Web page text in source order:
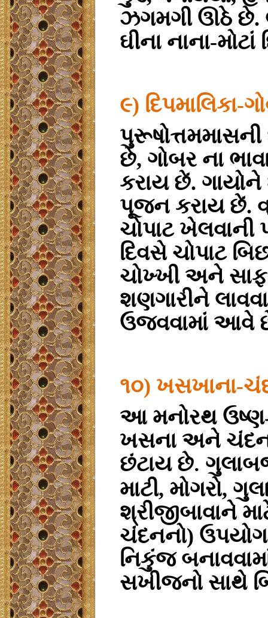
ઝગમગી ઊઠે છે.
ઘીના નાના-
૯) દિપમાલિકા-
છે, ગોબર ના
કરાય છેં. ગાયોને
પૂજન કરાય છેં.
ચોપાટ
દિવસે ચોપાટ
ચોખ્ખી અને
શણગારીને
ઉજવવામાં આવે
૧૦) ખસખાના-
આ મનોરથ
ખસના અને
છંટાય છે.
માટી, મોગરો,
શ્રીજીબાવાને
ચંદનનો)
નિકુંજ
સખીજનો સાથે